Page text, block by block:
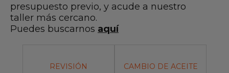
Promociones
Noticias
Gama EUROREPAR
presupuesto previo, y acude a nuestro
taller más cercano.
Puedes buscarnos aquí
REVISIÓN CAMBIO DE ACEITE